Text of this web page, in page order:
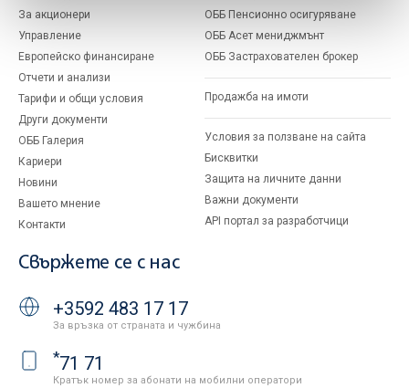
За акционери
Управление
Европейско финансиране
Отчети и анализи
Тарифи и общи условия
Други документи
ОББ Галерия
Кариери
Новини
Вашето мнение
Контакти
ОББ Пенсионно осигуряване
ОББ Асет мениджмънт
ОББ Застрахователен брокер
Продажба на имоти
Условия за ползване на сайта
Бисквитки
Защита на личните данни
Важни документи
API портал за разработчици
Свържете се с нас
+3592 483 17 17
За връзка от страната и чужбина
*71 71
Кратък номер за абонати на мобилни оператори